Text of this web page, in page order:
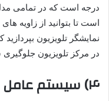
درجه است که در تمامی
است تا بتوانید از زاویه
نمایشگر تلویزیون
در مرکز تلویزیون
۴) سیستم عامل تلویزیون شیائومی